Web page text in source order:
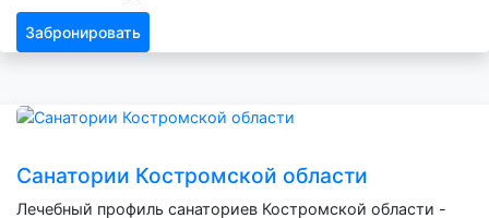
Забронировать
Санатории Костромской области
Лечебный профиль санаториев Костромской области -